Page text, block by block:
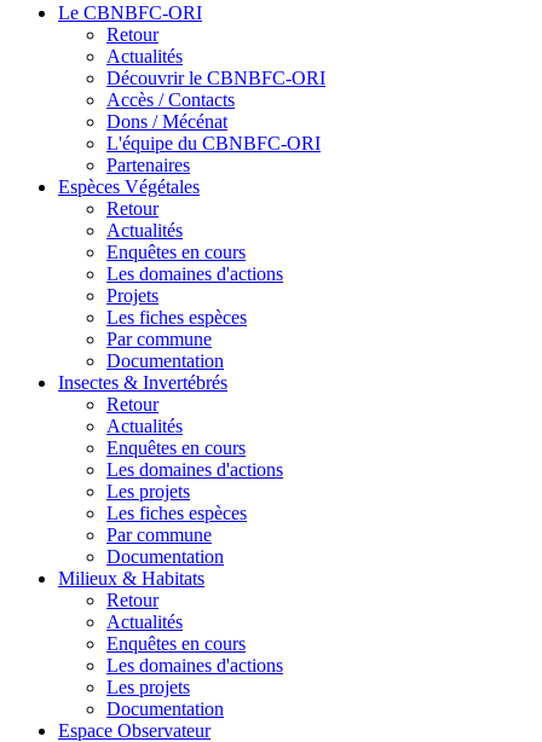
Le CBNBFC-ORI
Retour
Actualités
Découvrir le CBNBFC-ORI
Accès / Contacts
Dons / Mécénat
L'équipe du CBNBFC-ORI
Partenaires
Espèces Végétales
Retour
Actualités
Enquêtes en cours
Les domaines d'actions
Projets
Les fiches espèces
Par commune
Documentation
Insectes & Invertébrés
Retour
Actualités
Enquêtes en cours
Les domaines d'actions
Les projets
Les fiches espèces
Par commune
Documentation
Milieux & Habitats
Retour
Actualités
Enquêtes en cours
Les domaines d'actions
Les projets
Documentation
Espace Observateur